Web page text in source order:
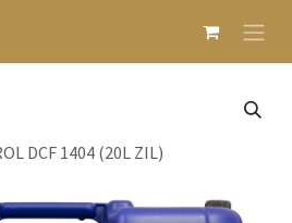
DCF 1404 (20L ZIL)